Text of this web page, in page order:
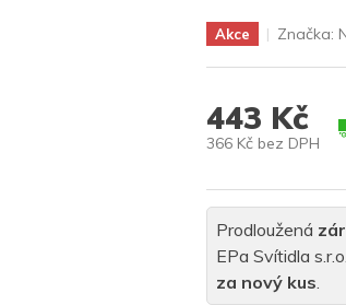
Prodloužená
EPa Svítidla
za nový kus.
443 Kč
366 Kč bez DPH
Akce Značka: